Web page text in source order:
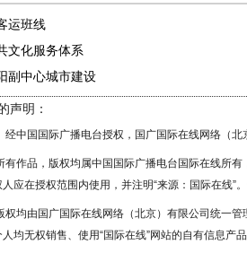
运班线
文化服务体系
副中心城市建设
声明：
中国国际广播电台授权，国广国际在线网络（北
有作品，版权均属中国国际广播电台国际在线所
应在授权范围内使用，并注明“来源：国际在线”
权均由国广国际在线网络（北京）有限公司统一
均无权销售、使用“国际在线”网站的自有信息产品